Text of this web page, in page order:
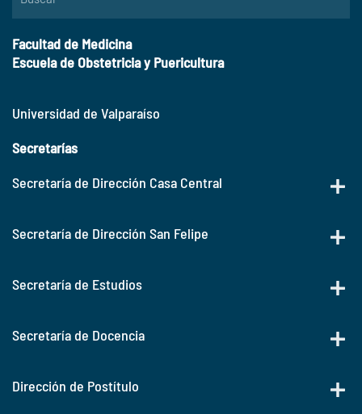
Facultad de Medicina
Escuela de Obstetricia y Puericultura
Universidad de Valparaíso
Secretarías
Secretaría de Dirección Casa Central
Secretaría de Dirección San Felipe
Secretaría de Estudios
Secretaría de Docencia
Dirección de Postítulo